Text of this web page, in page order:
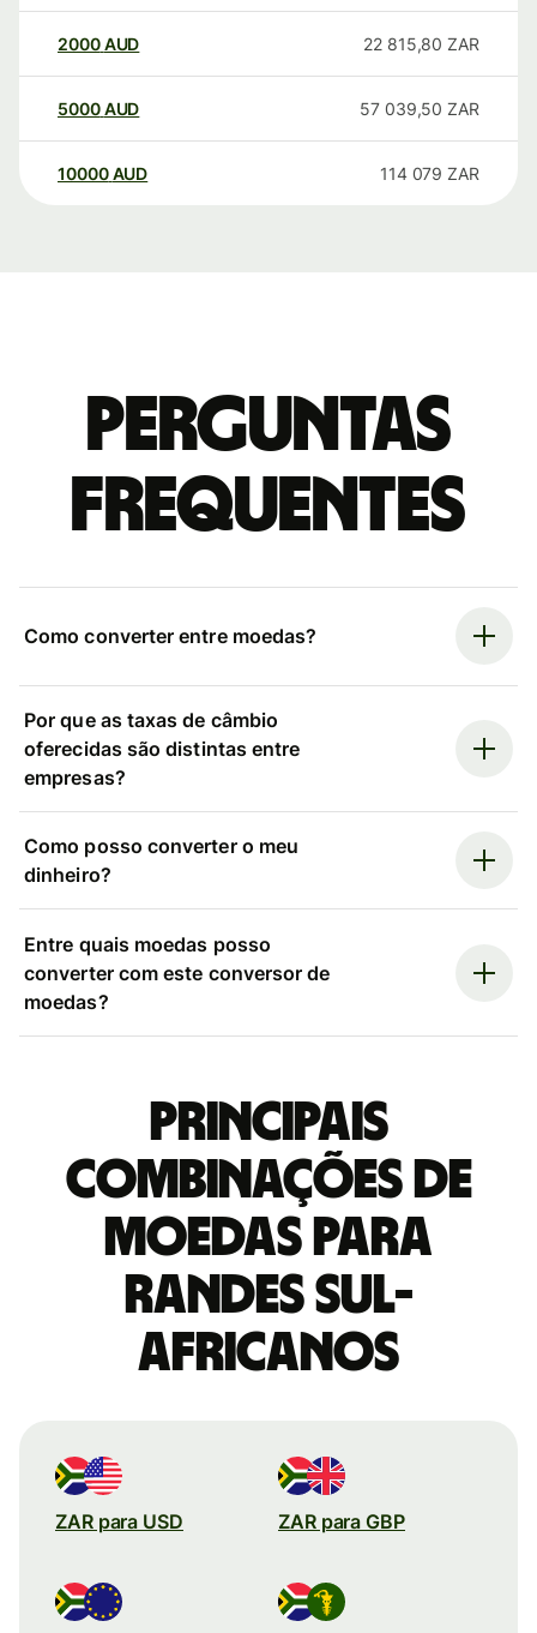
2000AUD 22 815,80 ZAR
5000AUD 57 039,50 ZAR
10000 AUD 114 079 ZAR
Perguntas
frequentes
Como converter entre moedas?
Por que as taxas de câmbio
oferecidas são distintas entre
empresas?
Como posso converter o meu
dinheiro?
Entre quais moedas posso
converter com este conversor de
moedas?
Principais
combinações de
moedas para
Randes sul-
africanos
ZAR para USD ZAR para GBP